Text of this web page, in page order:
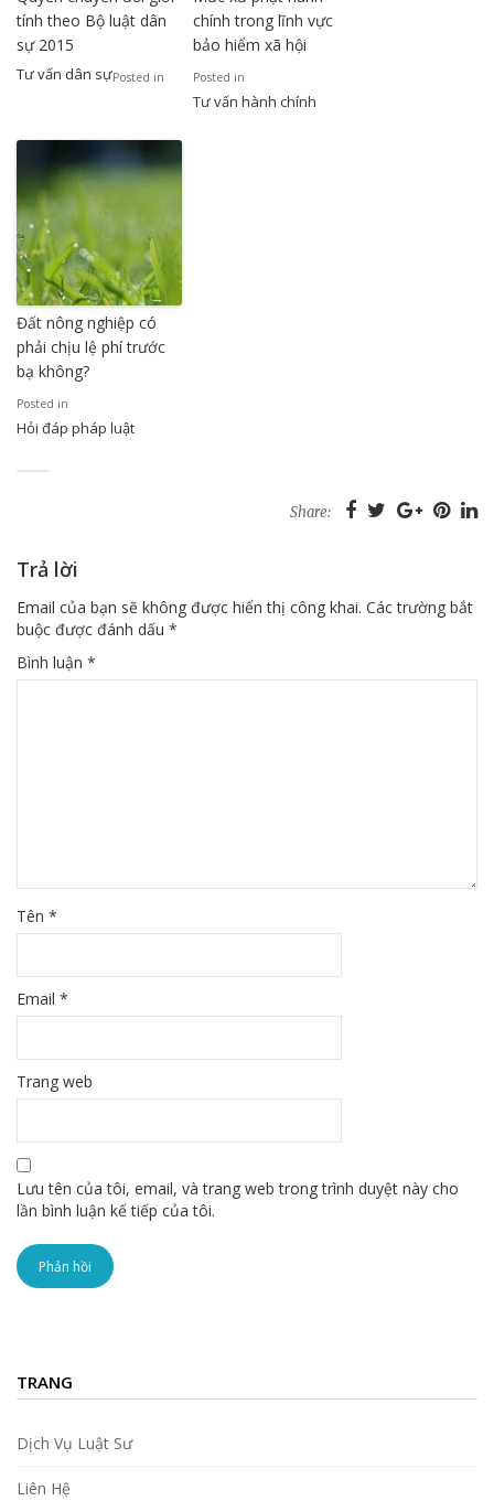
tính theo Bộ luật dân
sự 2015
Posted in
Tư vấn dân sự
chính trong lĩnh vực
bảo hiểm xã hội
Posted in
Tư vấn hành chính
Đất nông nghiệp có
phải chịu lệ phí trước
bạ không?
Posted in
Hỏi đáp pháp luật
Share:
Trả lời
Email của bạn sẽ không được hiển thị công khai. Các trường bắt
buộc được đánh dấu *
Bình luận *
Tên *
Email *
Trang web
Lưu tên của tôi, email, và trang web trong trình duyệt này cho
lần bình luận kế tiếp của tôi.
TRANG
Dịch Vụ Luật Sư
Liên Hệ